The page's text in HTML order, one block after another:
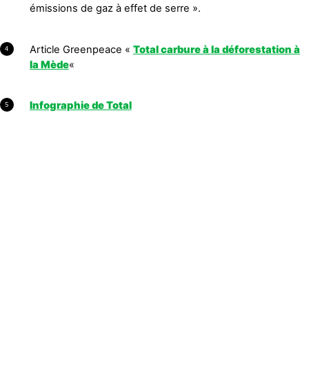
émissions de gaz à effet de serre ».
4 Article Greenpeace « Total carbure à la déforestation à
la Mède«
5 Infographie de Total